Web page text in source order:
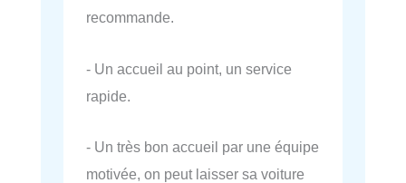
recommande.
- Un accueil au point, un service
rapide.
- Un très bon accueil par une équipe
motivée, on peut laisser sa voiture